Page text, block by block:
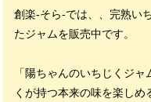
創楽-そら-では、、完熟い
たジャムを販売中です。
「陽ちゃんのいちじくジ
くが持つ本来の味を楽しめ